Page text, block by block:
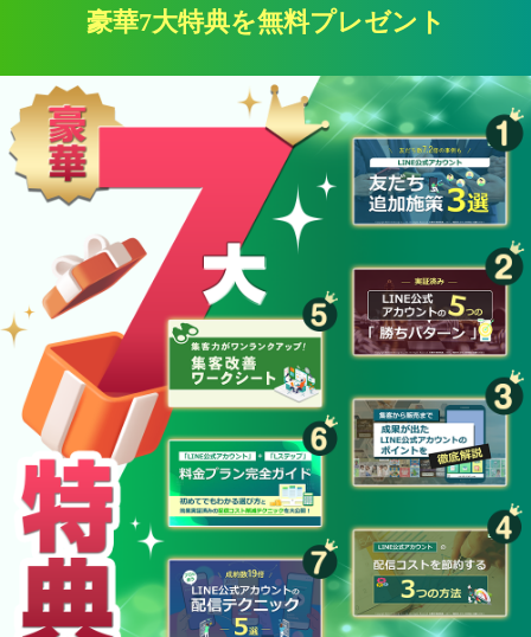
豪華7大特典を無料プレゼント